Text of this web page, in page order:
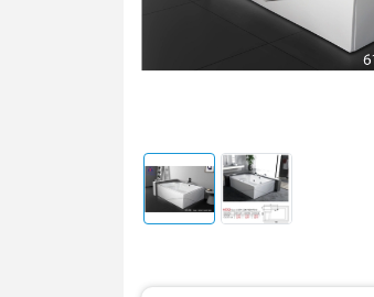
Gương nhà vệ sinh - nhà tắm